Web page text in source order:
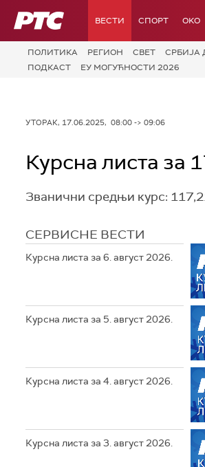
РТС ВЕСТИ СПОРТ OKO
ПОЛИТИКА РЕГИОН СВЕТ СРБИЈА
ПОДКАСТ
ЕУ МОГУЋНОСТИ 2026
УТОРАК, 17.06.2025, 08:00 -> 09:06
Курсна листа за
Званични средњи курс:
СЕРВИСНЕ ВЕСТИ
Курсна листа за 6. август 2026.
Курсна листа за 5. август 2026.
Курсна листа за 4. август 2026.
Курсна листа за 3. август 2026.